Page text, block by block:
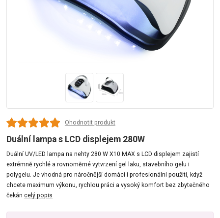
Ohodnotit produkt
Duální lampa s LCD displejem 280W
Duální UV/LED lampa na nehty 280 W X10 MAX s LCD displejem zajistí
extrémně rychlé a rovnoměrné vytvrzení gel laku, stavebního gelu i
polygelu. Je vhodná pro náročnější domácí i profesionální použití, když
chcete maximum výkonu, rychlou práci a vysoký komfort bez zbytečného
čekáncelý popis